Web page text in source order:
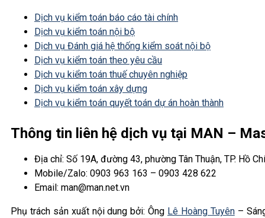
Dịch vụ kiểm toán báo cáo tài chính
Dịch vụ kiểm toán nội bộ
Dịch vụ Đánh giá hệ thống kiểm soát nội bộ
Dịch vụ kiểm toán theo yêu cầu
Dịch vụ kiểm toán thuế chuyên nghiệp
Dịch vụ kiểm toán xây dựng
Dịch vụ kiểm toán quyết toán dự án hoàn thành
Thông tin liên hệ dịch vụ tại MAN –
Địa chỉ: Số 19A, đường 43, phường Tân Thuận, TP. Hồ
Mobile/Zalo: 0903 963 163 – 0903 428 622
Email: man@man.net.vn
Phụ trách sản xuất nội dung bởi: Ông Lê Hoàng Tuyên–